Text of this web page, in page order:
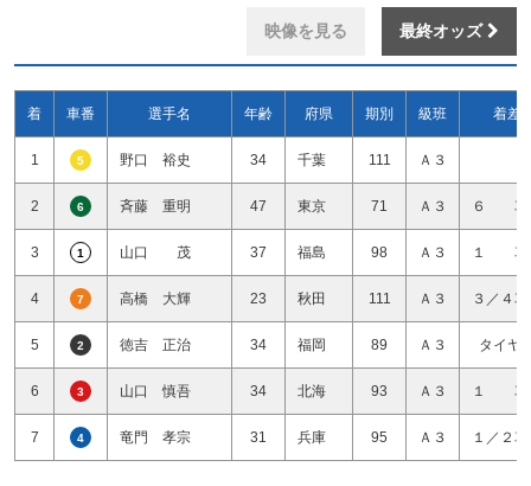
映像を見る 最終オッズ
着 車番 選手名 年齢 府県 期別 級班 着差
1 5 野口 裕史 34 千葉 111 Ａ３
2 6 斉藤 重明 47 東京 71 Ａ３ ６ 車
3 1 山口 茂 37 福島 98 Ａ３ １ 車
4 7 高橋 大輝 23 秋田 111 Ａ３ ３／４
5 2 徳吉 正治 34 福岡 89 Ａ３ タイヤ
6 3 山口 慎吾 34 北海 93 Ａ３ １ 車
7 4 竜門 孝宗 31 兵庫 95 Ａ３ １／２